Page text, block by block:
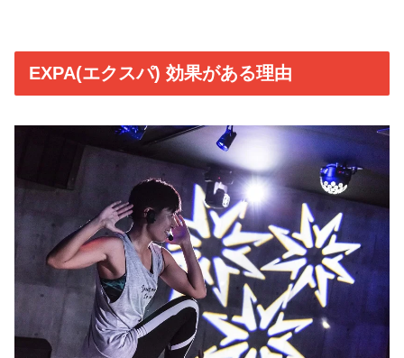
EXPA(エクスパ) 効果がある理由